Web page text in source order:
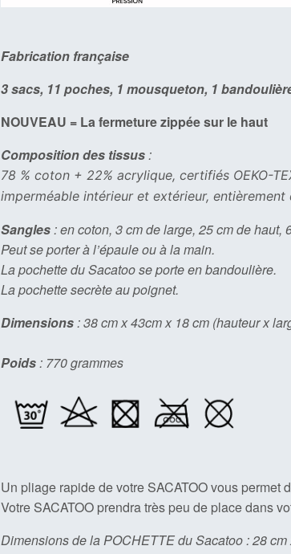
Fabrication française
3 sacs, 11 poches, 1 mousqueton, 1
NOUVEAU = La fermeture zippée sur le haut
Composition des tissus:
78 % coton + 22% acrylique, certifiés OEKO-
imperméable intérieur et extérieur, entièrement
Sangles: en coton, 3 cm de large, 25 cm de haut,
Peut se porter à l’épaule ou à la main.
La pochette du Sacatoo se porte en bandoulière.
La pochette secrète au poignet.
Dimensions: 38 cm x 43cm x 18 cm (hauteur x
Poids: 770 grammes
Un pliage rapide de votre SACATOO vous
Votre SACATOO prendra très peu de place dans
Dimensions de la POCHETTE du Sacatoo : 28